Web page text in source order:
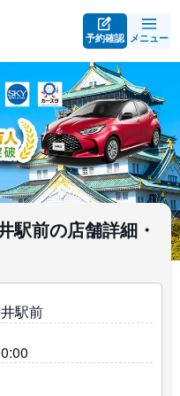
予約確認 メニュー
駅前の店舗詳細・